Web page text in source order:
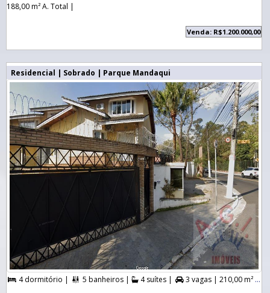
188,00 m² A. Total |
Venda: R$1.200.000,00
Residencial | Sobrado | Parque Mandaqui
 4 dormitório |  5 banheiros | 4 suítes |  3 vagas | 210,00 m² A. Útil |